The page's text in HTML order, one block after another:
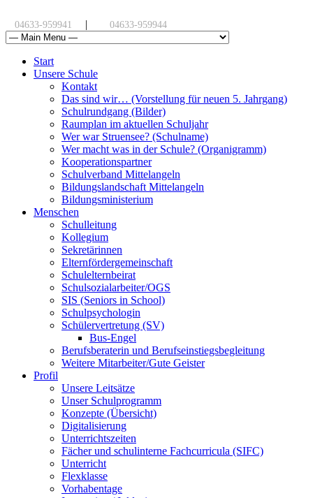
04633-959941 | 04633-959944
Start
Unsere Schule
Kontakt
Das sind wir… (Vorstellung für neuen 5. Jahrgang)
Schulrundgang (Bilder)
Raumplan im aktuellen Schuljahr
Wer war Struensee? (Schulname)
Wer macht was in der Schule? (Organigramm)
Kooperationspartner
Schulverband Mittelangeln
Bildungslandschaft Mittelangeln
Bildungsministerium
Menschen
Schulleitung
Kollegium
Sekretärinnen
Elternfördergemeinschaft
Schulelternbeirat
Schulsozialarbeiter/OGS
SIS (Seniors in School)
Schulpsychologin
Schülervertretung (SV)
Bus-Engel
Berufsberaterin und Berufseinstiegsbegleitung
Weitere Mitarbeiter/Gute Geister
Profil
Unsere Leitsätze
Unser Schulprogramm
Konzepte (Übersicht)
Digitalisierung
Unterrichtszeiten
Fächer und schulinterne Fachcurricula (SIFC)
Unterricht
Flexklasse
Vorhabentage